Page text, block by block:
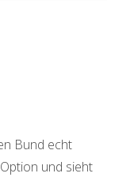
Bund echt
und sieht